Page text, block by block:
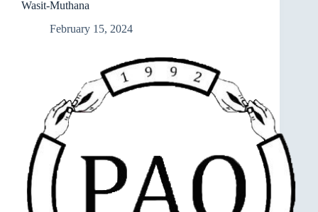
Wasit-
Muthana
Wasit-Muthana
February 15, 2024